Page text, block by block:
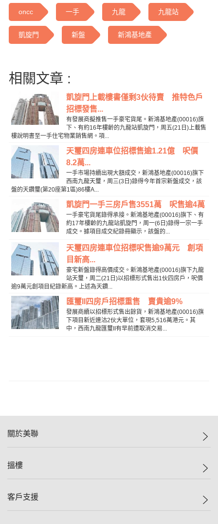
oncc 一手 九龍 九龍站
凱旋門 新盤 新鴻基地產
相關文章 :
凱旋門上載樓書僅剩3伙待賣 推特色戶
招標發售...
有發展商擬推售一手豪宅貨尾。新鴻基地產(00016)旗
下、有約16年樓齡的九龍站凱旋門，周五(21日)上載售
樓說明書至一手住宅物業銷售網。項...
天璽四房連車位招標售逾1.21億 呎價
8.2萬...
一手市場持續出現大額成交，新鴻基地產(00016)旗下
西南九龍天璽，周三(3日)錄得今年首宗新盤成交，該
盤的天鑽璽(第20座第1區)86樓A...
凱旋門一手三房戶售3551萬 呎售逾4萬
一手豪宅貨尾錄得承接。新鴻基地產(00016)旗下、有
約17年樓齡的九龍站凱旋門，周一(6日)錄得一宗一手
成交。據項目成交紀錄冊顯示，該盤的...
天璽四房連車位招標呎售逾9萬元 創項
目新高...
豪宅新盤錄得高價成交。新鴻基地產(00016)旗下九龍
站天璽，周二(21日)以招標形式售出1伙四房戶，呎價
逾9萬元創項目紀錄新高。上述為天鑽...
匯璽II四房戶招標重售 賣貴逾9%
發展商續以招標形式售出餘貨，新鴻基地產(00016)旗
下項目新近連沽2伙大單位，套現5,516萬港元。其
中，西南九龍匯璽II有早前遭取消交易...
關於美聯
美聯集團
人才招募
搵樓
一手新盤
客戶支援